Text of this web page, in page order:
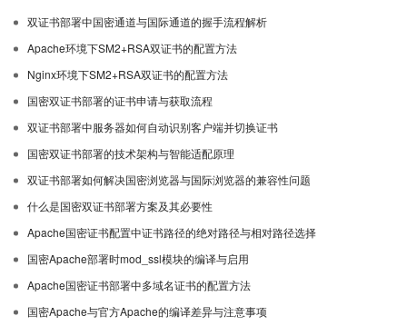
双证书部署中国密通道与国际通道的握手流程解析
Apache环境下SM2+RSA双证书的配置方法
Nginx环境下SM2+RSA双证书的配置方法
国密双证书部署的证书申请与获取流程
双证书部署中服务器如何自动识别客户端并切换证书
国密双证书部署的技术架构与智能适配原理
双证书部署如何解决国密浏览器与国际浏览器的兼容性问题
什么是国密双证书部署方案及其必要性
Apache国密证书配置中证书路径的绝对路径与相对路径选择
国密Apache部署时mod_ssl模块的编译与启用
Apache国密证书部署中多域名证书的配置方法
国密Apache与官方Apache的编译差异与注意事项